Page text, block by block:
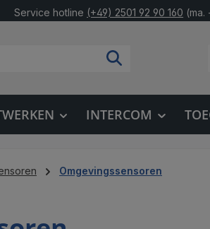
Service hotline (+49) 2501 92 90 160 (ma.
INTERCOM
Omgevingssensoren